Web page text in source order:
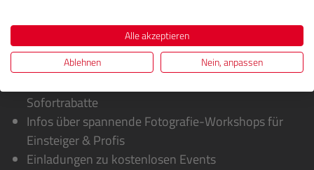
Sie erhalten von uns:
Sofortrabatte
Infos über spannende Fotografie-Workshops für
Einsteiger & Profis
Einladungen zu kostenlosen Events
Alle akzeptieren
Ablehnen
Nein, anpassen